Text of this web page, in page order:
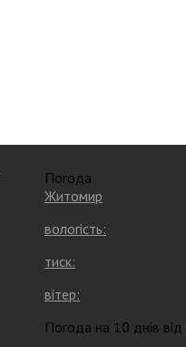
Погода
Житомир
вологість:
тиск:
вітер:
Погода на 10 днів від